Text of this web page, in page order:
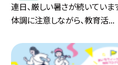
連日、厳しい暑さが続いていま
体調に注意しながら、教育活...